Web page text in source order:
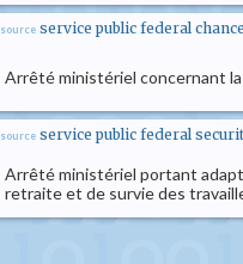
source service public federal
Arrêté ministériel concernant
source service public federal
Arrêté ministériel portant
retraite et de survie des